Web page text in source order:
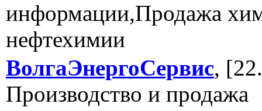
информации,Продажа
нефтехимии
ВолгаЭнергоСервис,
Производство и продажа